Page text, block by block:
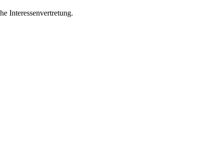
Interessenvertretung.